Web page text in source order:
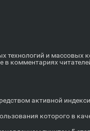
технологий и
в комментариях
активной
которого в